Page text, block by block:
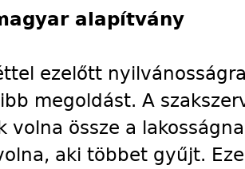
alapítvány
ezelőtt
megoldást. A
volna össze a
aki többet gyűjt.